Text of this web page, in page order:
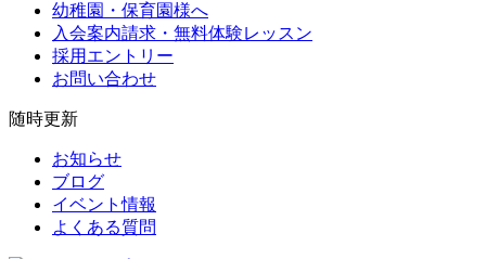
幼稚園・保育園様へ
入会案内請求・無料体験レッスン
採用エントリー
お問い合わせ
随時更新
お知らせ
ブログ
イベント情報
よくある質問